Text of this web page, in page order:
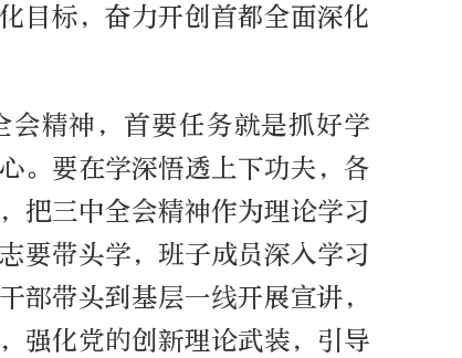
目标，奋力开创首都全面深化
精神，首要任务就是抓好学
。要在学深悟透上下功夫，各
把三中全会精神作为理论学习
要带头学，班子成员深入学习
部带头到基层一线开展宣讲，
强化党的创新理论武装，引导